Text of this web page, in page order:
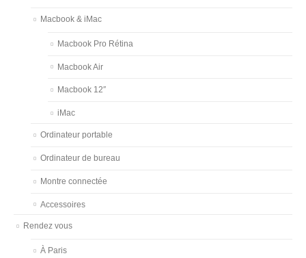
Macbook & iMac
Macbook Pro Rétina
Macbook Air
Macbook 12″
iMac
Ordinateur portable
Ordinateur de bureau
Montre connectée
Accessoires
Rendez vous
À Paris